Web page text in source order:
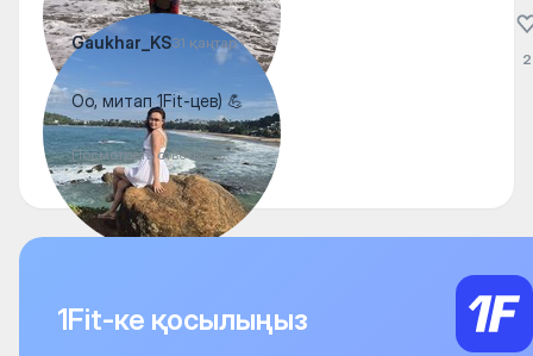
Gaukhar_KS31 қаңтар
Оо, митап 1Fit-цев) 💪
Посмотреть ответы
2
1Fit-ке қосылыңыз